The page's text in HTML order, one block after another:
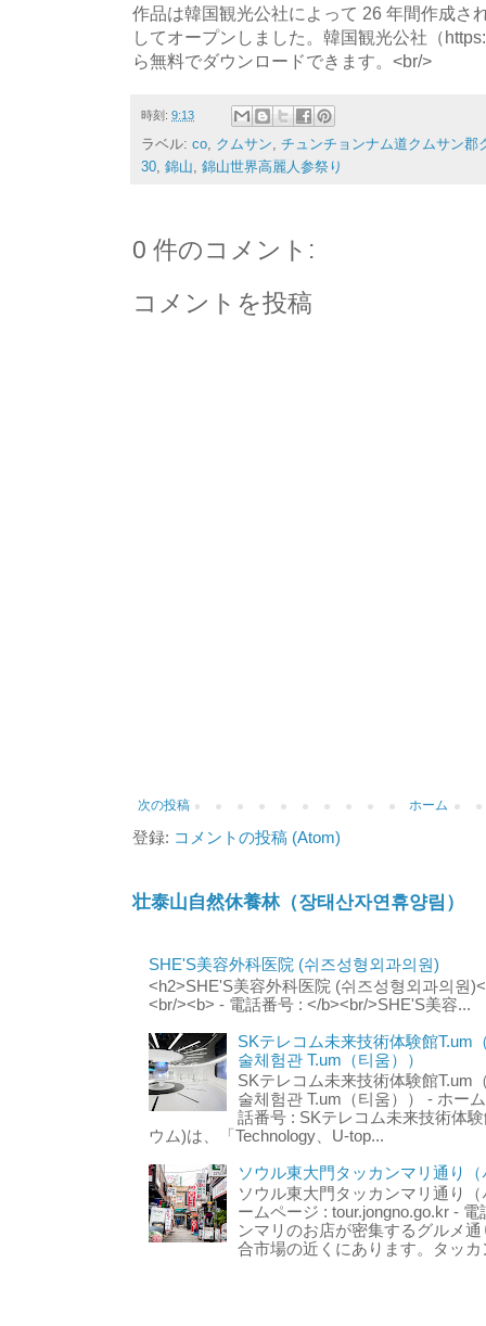
作品は韓国観光公社によって 26 年間作成さ
してオープンしました。韓国観光公社（
ら無料でダウンロードできます。<br/>
時刻: 9:13
ラベル: co, クムサン, チュンチョンナム道クムサン郡
30, 錦山, 錦山世界高麗人参祭り
0 件のコメント:
コメントを投稿
次の投稿 ホーム
登録: コメントの投稿 (Atom)
壮泰山自然休養林（장태산자연휴양림）
SHE'S美容外科医院 (쉬즈성형외과의원)
<h2>SHE'S美容外科医院 (쉬즈성형외과의원
<br/><b> - 電話番号 : </b><br/>SHE'S美容...
SKテレコム未来技術体験館T.um
술체험관 T.um（티움））
SKテレコム未来技術体験館T.um
술체험관 T.um（티움）） - ホー
話番号 : SKテレコム未来技術体
ウム)は、「Technology、U-top...
ソウル東大門タッカンマリ通り
ソウル東大門タッカンマリ通り
ームページ : tour.jongno.go.kr -
ンマリのお店が密集するグルメ
合市場の近くにあります。タッ